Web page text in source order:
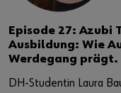
Episode 27: Azubi
Ausbildung: Wie
Werdegang prägt.
DH-Studentin Laura